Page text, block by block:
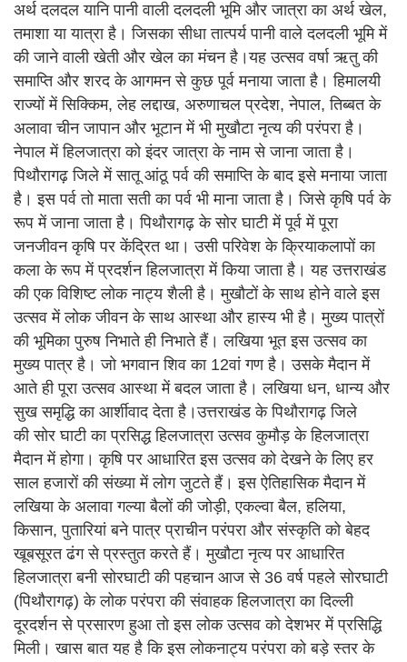
अर्थ दलदल यानि पानी वाली दलदली भूमि और जात्रा का अर्थ खेल,
तमाशा या यात्रा है। जिसका सीधा तात्पर्य पानी वाले दलदली भूमि में
की जाने वाली खेती और खेल का मंचन है।यह उत्सव वर्षा ऋतु की
समाप्ति और शरद के आगमन से कुछ पूर्व मनाया जाता है। हिमालयी
राज्यों में सिक्किम, लेह लद्दाख, अरुणाचल प्रदेश, नेपाल, तिब्बत के
अलावा चीन जापान और भूटान में भी मुखौटा नृत्य की परंपरा है।
नेपाल में हिलजात्रा को इंदर जात्रा के नाम से जाना जाता है।
पिथौरागढ़ जिले में सातू आंठू पर्व की समाप्ति के बाद इसे मनाया जाता
है। इस पर्व तो माता सती का पर्व भी माना जाता है। जिसे कृषि पर्व के
रूप में जाना जाता है। पिथौरागढ़ के सोर घाटी में पूर्व में पूरा
जनजीवन कृषि पर केंद्रित था। उसी परिवेश के क्रियाकलापों का
कला के रूप में प्रदर्शन हिलजात्रा में किया जाता है। यह उत्तराखंड
की एक विशिष्ट लोक नाट्य शैली है। मुखौटों के साथ होने वाले इस
उत्सव में लोक जीवन के साथ आस्था और हास्य भी है। मुख्य पात्रों
की भूमिका पुरुष निभाते ही निभाते हैं। लखिया भूत इस उत्सव का
मुख्य पात्र है। जो भगवान शिव का 12वां गण है। उसके मैदान में
आते ही पूरा उत्सव आस्था में बदल जाता है। लखिया धन, धान्य और
सुख समृद्धि का आर्शीवाद देता है।उत्तराखंड के पिथौरागढ़ जिले
की सोर घाटी का प्रसिद्ध हिलजात्रा उत्सव कुमौड़ के हिलजात्रा
मैदान में होगा। कृषि पर आधारित इस उत्सव को देखने के लिए हर
साल हजारों की संख्या में लोग जुटते हैं। इस ऐतिहासिक मैदान में
लखिया के अलावा गल्या बैलों की जोड़ी, एकल्वा बैल, हलिया,
किसान, पुतारियां बने पात्र प्राचीन परंपरा और संस्कृति को बेहद
खूबसूरत ढंग से प्रस्तुत करते हैं। मुखौटा नृत्य पर आधारित
हिलजात्रा बनी सोरघाटी की पहचान आज से 36 वर्ष पहले सोरघाटी
(पिथौरागढ़) के लोक परंपरा की संवाहक हिलजात्रा का दिल्ली
दूरदर्शन से प्रसारण हुआ तो इस लोक उत्सव को देशभर में प्रसिद्धि
मिली। खास बात यह है कि इस लोकनाट्य परंपरा को बड़े स्तर के